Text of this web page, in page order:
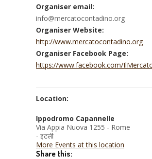
Organiser email:
info@mercatocontadino.org
Organiser Website:
http://www.mercatocontadino.org
Organiser Facebook Page:
https://www.facebook.com/
Location:
Ippodromo Capannelle
Via Appia Nuova 1255 - Rome
- इटली
More Events at this location
Share this: